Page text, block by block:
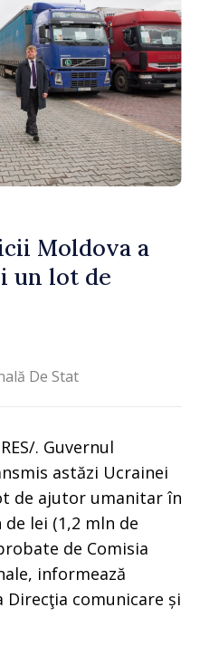
Moldova a
un lot de
De Stat
. Guvernul
astăzi Ucrainei
de ajutor umanitar în
lei (1,2 mln de
de Comisia
informează
Direcţia comunicare și